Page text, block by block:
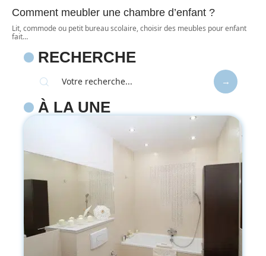
Comment meubler une chambre d’enfant ?
Lit, commode ou petit bureau scolaire, choisir des meubles pour enfant
fait…
RECHERCHE
À LA UNE